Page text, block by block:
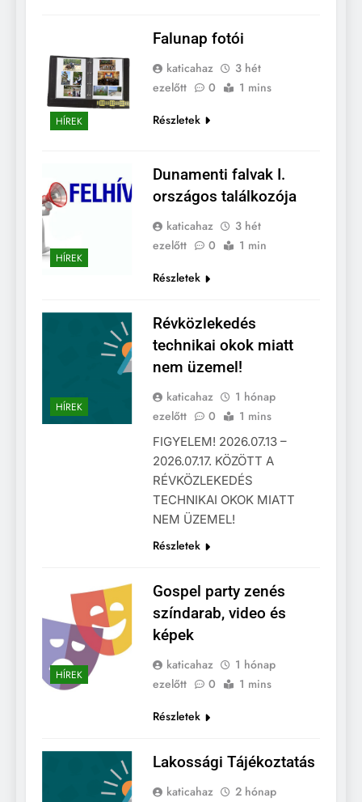
HÍREK
Falunap fotói
katicahaz
3 hét
ezelőtt
0
1 mins
Részletek
HÍREK
Dunamenti falvak I.
országos találkozója
katicahaz
3 hét
ezelőtt
0
1 min
Részletek
HÍREK
Révközlekedés
technikai okok miatt
nem üzemel!
katicahaz
1 hónap
ezelőtt
0 1 mins
FIGYELEM! 2026.07.13 –
2026.07.17. KÖZÖTT A
RÉVKÖZLEKEDÉS
TECHNIKAI OKOK MIATT
NEM ÜZEMEL!
Részletek
HÍREK
Gospel party zenés
színdarab, video és
képek
katicahaz
1 hónap
ezelőtt
0
1 mins
Részletek
Lakossági Tájékoztatás
katicahaz
2 hónap